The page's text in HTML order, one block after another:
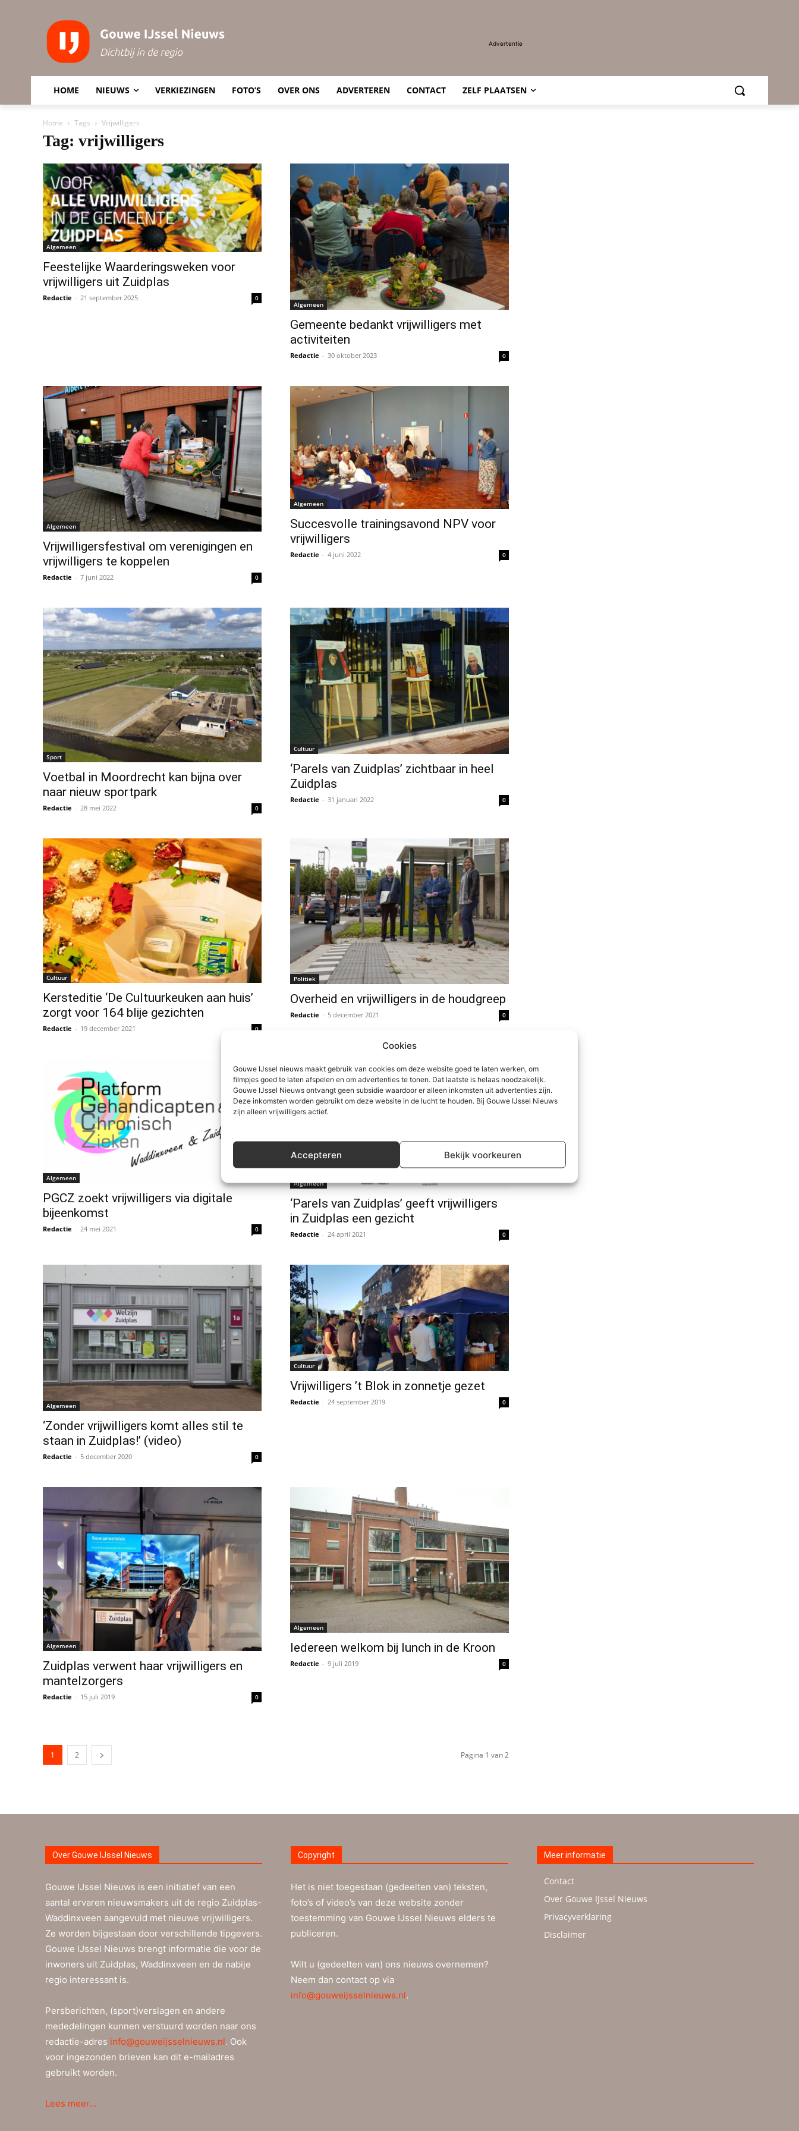
Cookies
Gouwe IJssel nieuws maakt gebruik van cookies om deze website goed te laten werken, om
filmpjes goed te laten afspelen en om advertenties te tonen. Dat laatste is helaas noodzakelijk.
Gouwe IJssel Nieuws ontvangt geen subsidie waardoor er alleen inkomsten uit advertenties zijn.
Deze inkomsten worden gebruikt om deze website in de lucht te houden. Bij Gouwe IJssel Nieuws
zijn alleen vrijwilligers actief.
Accepteren Bekijk voorkeuren
Advertentie
HOME NIEUWS VERKIEZINGEN FOTO’S OVER ONS ADVERTEREN CONTACT ZELF PLAATSEN
Home Tags Vrijwilligers
Tag: vrijwilligers
Algemeen
Feestelijke Waarderingsweken voor
vrijwilligers uit Zuidplas
Redactie - 21 september 2025 0
Algemeen
Gemeente bedankt vrijwilligers met
activiteiten
Redactie - 30 oktober 2023 0
Algemeen
Vrijwilligersfestival om verenigingen en
vrijwilligers te koppelen
Redactie - 7 juni 2022 0
Algemeen
Succesvolle trainingsavond NPV voor
vrijwilligers
Redactie - 4 juni 2022 0
Sport
Voetbal in Moordrecht kan bijna over
naar nieuw sportpark
Redactie - 28 mei 2022 0
Cultuur
‘Parels van Zuidplas’ zichtbaar in heel
Zuidplas
Redactie - 31 januari 2022 0
Cultuur
Kersteditie ‘De Cultuurkeuken aan huis’
zorgt voor 164 blije gezichten
Redactie - 19 december 2021 0
Politiek
Overheid en vrijwilligers in de houdgreep
Redactie - 5 december 2021 0
Algemeen
PGCZ zoekt vrijwilligers via digitale
bijeenkomst
Redactie - 24 mei 2021 0
Algemeen
‘Parels van Zuidplas’ geeft vrijwilligers
in Zuidplas een gezicht
Redactie - 24 april 2021 0
Algemeen
‘Zonder vrijwilligers komt alles stil te
staan in Zuidplas!’ (video)
Redactie - 5 december 2020 0
Cultuur
Vrijwilligers ’t Blok in zonnetje gezet
Redactie - 24 september 2019 0
Algemeen
Zuidplas verwent haar vrijwilligers en
mantelzorgers
Redactie - 15 juli 2019 0
Algemeen
Iedereen welkom bij lunch in de Kroon
Redactie - 9 juli 2019 0
1 2 Pagina 1 van 2
Over Gouwe IJssel Nieuws
Gouwe IJssel Nieuws is een initiatief van een
aantal ervaren nieuwsmakers uit de regio Zuidplas-
Waddinxveen aangevuld met nieuwe vrijwilligers.
Ze worden bijgestaan door verschillende tipgevers.
Gouwe IJssel Nieuws brengt informatie die voor de
inwoners uit Zuidplas, Waddinxveen en de nabije
regio interessant is.
Persberichten, (sport)verslagen en andere
mededelingen kunnen verstuurd worden naar ons
redactie-adres info@gouweijsselnieuws.nl. Ook
voor ingezonden brieven kan dit e-mailadres
gebruikt worden.
Lees meer…
Copyright
Het is niet toegestaan (gedeelten van) teksten,
foto’s of video’s van deze website zonder
toestemming van Gouwe IJssel Nieuws elders te
publiceren.
Wilt u (gedeelten van) ons nieuws overnemen?
Neem dan contact op via
info@gouweijsselnieuws.nl.
Meer informatie
Contact
Over Gouwe IJssel Nieuws
Privacyverklaring
Disclaimer